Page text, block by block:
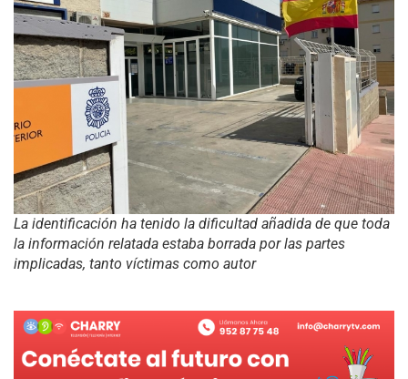
La identificación ha tenido la dificultad añadida de que toda
la información relatada estaba borrada por las partes
implicadas, tanto víctimas como autor